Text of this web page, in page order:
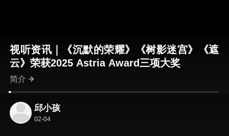
视听资讯｜《沉默的荣耀》《树影迷宫》《遮
云》荣获2025 Astria Award三项大奖
简介
邱小孩
02-04